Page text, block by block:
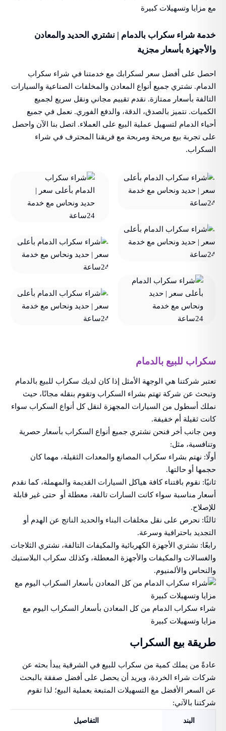
مع مزايا وتسهيلات كبيرة
خدمة شراء سكراب بالدمام | نشتري الحديد والمعادن
والأجهزة بأسعار مجزية
احصل على أفضل سعر لسكرابك مع خدمتنا في شراء سكراب
الدمام. نشتري جميع أنواع المعادن والمخلفات الصناعية والسيارات
التالفة بأسعار ممتازة. نقدم تقييم مجاني ونقل سريع لجميع
الكميات. نتميز بالصدق، الدقة، والدفع الفوري. نعمل في جميع
أحياء الدمام لتسهيل عملية البيع على العملاء. اتصل بنا الآن واحصل
على تجربة بيع مريحة ومربحة مع فريقنا المحترف في شراء
السكراب.
سكراب للبيع بالدمام
تعتبر شركتنا هي الوجهة الأمثل إذا كان لديك سكراب للبيع بالدمام
وتبحث عن شركة تهتم بشراء السكراب وتقوم بنقله مجانًا، حيث
نملك أسطول من السيارات المجهزة لنقل كل أنواع السكراب سواء
كانت ثقيلة أم خفيفة.
ومن جانب أخر فنحن نشتري جميع أنواع السكراب بأسعار حصرية
وتنافسية، مثل:
أولًا: نهتم بشراء سكراب المصانع والمعدات الثقيلة، مهما كان
حجمها أو حالتها.
ثانيًا: نقوم باقتناء كافة هياكل السيارات القديمة والمهملة، كما نقدم
أسعار مناسبة سواء كانت السارات تالفة، معطلة أو حتى غير قابلة
للإصلاح.
ثالثًا: نحرص على نقل مخلفات البناء والحديد الناتج عن الهدم أو
التجديد باحترافية وسرعة.
رابعًا: نشتري الأجهزة الكهربائية والمكيفات التالفة، نشتري الثلاجات
والغسالات والمكيفات والأجهزة المعطلة، وكذلك سكراب البلاستيك
والنحاس والألمنيوم.
شراء سكراب الدمام من كل المعادن بأسعار السكراب اليوم مع
مزايا وتسهيلات كبيرة
طريقة بيع السكراب
عادةً من يملك كمية من سكراب للبيع في الشرقية يبدأ بحثه عن
شركات شراء الخردة، ويريد أن يحصل على أفضل صفقة بالبحث
عن السعر الأفضل مع التسهيلات المتبعة بعملية البيع؛ لذا تقوم
شركتنا بالآتي:
البند التفاصيل